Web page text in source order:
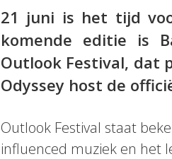
21 juni is het tijd
komende editie is
Outlook Festival, dat
Odyssey host de
Outlook Festival staat
influenced muziek en het